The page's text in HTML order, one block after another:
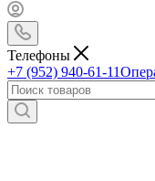
Телефоны
+7 (952) 940-61-11